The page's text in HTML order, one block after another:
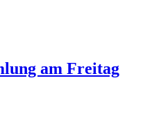
am Freitag